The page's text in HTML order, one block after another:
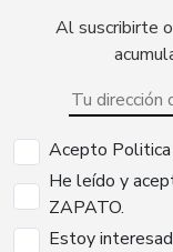
Al suscribirte
Acepto
He leído y
ZAPATO.
Estoy